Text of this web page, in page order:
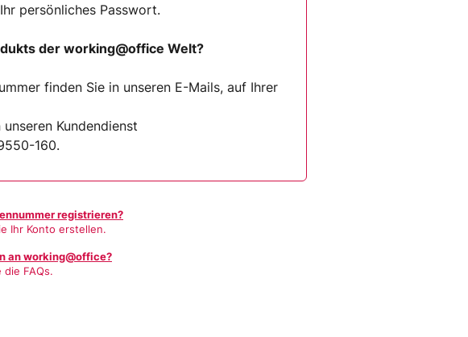
persönliches Passwort.
der working@office Welt?
finden Sie in unseren E-Mails, auf Ihrer
Kundendienst
160.
registrieren?
Ihr Konto erstellen.
an working@office?
die FAQs.